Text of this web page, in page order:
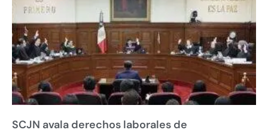
SCJN avala derechos laborales de